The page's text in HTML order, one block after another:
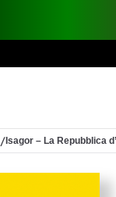
/Isagor – La Repubblica